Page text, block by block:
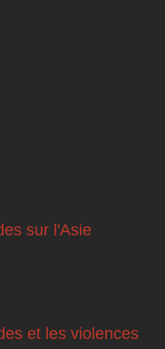
sur l'Asie
et les violences